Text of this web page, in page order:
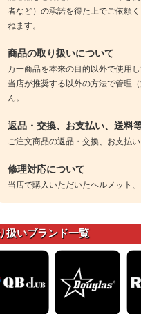
者など）の承諾を得た上でご依頼
ねます。
商品の取り扱いについて
万一商品を本来の目的以外で使用
当店が推奨する以外の方法で管理
ん。
返品・交換、お支払い、送料
ご注文商品の返品・交換、お支払
修理対応について
当店で購入いただいたヘルメット
扱いブランド一覧